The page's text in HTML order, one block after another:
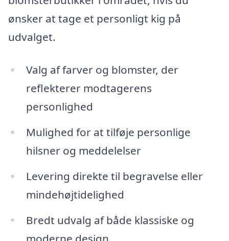
ønsker at tage et personligt kig på
udvalget.
Valg af farver og blomster, der
reflekterer modtagerens
personlighed
Mulighed for at tilføje personlige
hilsner og meddelelser
Levering direkte til begravelse eller
mindehøjtidelighed
Bredt udvalg af både klassiske og